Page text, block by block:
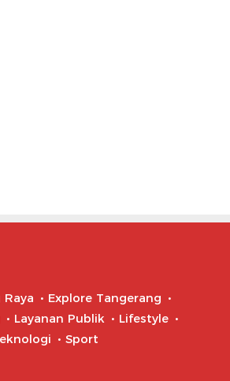
Explore Tangerang
Layanan Publik
Lifestyle
Sport